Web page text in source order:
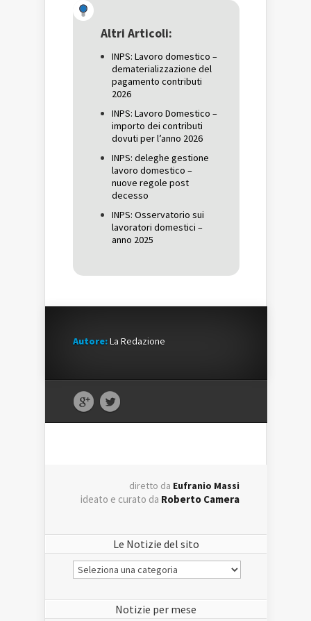
una
nuova
nuova
finestra)
una
nuova
Altri Articoli:
INPS: Lavoro domestico –
dematerializzazione del
pagamento contributi
2026
INPS: Lavoro Domestico –
importo dei contributi
dovuti per l’anno 2026
INPS: deleghe gestione
lavoro domestico –
nuove regole post
decesso
INPS: Osservatorio sui
lavoratori domestici –
anno 2025
Autore:La Redazione
diretto da Eufranio Massi
ideato e curato da Roberto Camera
Le Notizie del sito
Le
Notizie
Notizie per mese